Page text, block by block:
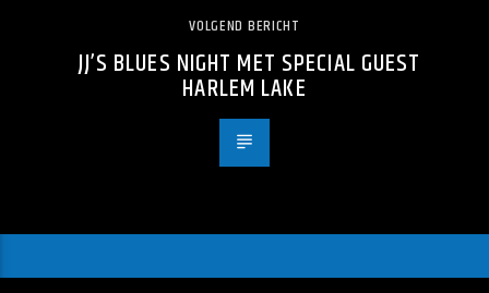
VOLGEND BERICHT
JJ’S BLUES NIGHT MET SPECIAL GUEST
HARLEM LAKE